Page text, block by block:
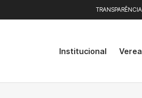
TRANSPARÊNCIA
Institucional